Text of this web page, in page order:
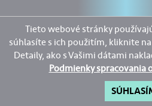
Tieto webové stránky
súhlasíte s ich použitím, kliknite
Detaily, ako s Vašimi dátami
Podmienky spracovania